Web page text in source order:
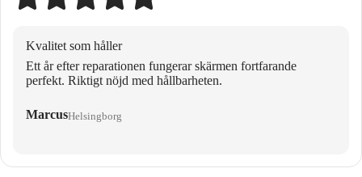
Kvalitet som håller
Ett år efter reparationen fungerar skärmen fortfarande
perfekt. Riktigt nöjd med hållbarheten.
MarcusHelsingborg